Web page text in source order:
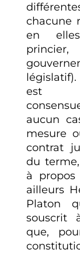
chacune
en
est
aucun
mesure
contrat
du
à propos
ailleurs
Platon
souscrit
que,